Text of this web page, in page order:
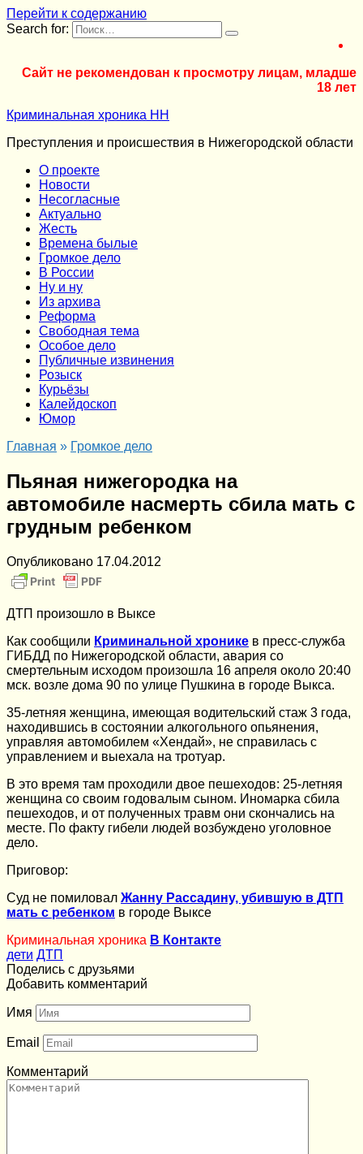
Перейти к содержанию
Search for:
Сайт не рекомендован к просмотру лицам, младше
18 лет
Криминальная хроника НН
Преступления и происшествия в Нижегородской области
О проекте
Новости
Несогласные
Актуально
Жесть
Времена былые
Громкое дело
В России
Ну и ну
Из архива
Реформа
Cвободная тема
Особое дело
Публичные извинения
Розыск
Курьёзы
Калейдоскоп
Юмор
Главная » Громкое дело
Пьяная нижегородка на
автомобиле насмерть сбила мать с
грудным ребенком
Опубликовано 17.04.2012
ДТП произошло в Выксе
Как сообщили Криминальной хронике в пресс-служба
ГИБДД по Нижегородской области, авария со
смертельным исходом произошла 16 апреля около 20:40
мск. возле дома 90 по улице Пушкина в городе Выкса.
35-летняя женщина, имеющая водительский стаж 3 года,
находившись в состоянии алкогольного опьянения,
управляя автомобилем «Хендай», не справилась с
управлением и выехала на тротуар.
В это время там проходили двое пешеходов: 25-летняя
женщина со своим годовалым сыном. Иномарка сбила
пешеходов, и от полученных травм они скончались на
месте. По факту гибели людей возбуждено уголовное
дело.
Приговор:
Суд не помиловал Жанну Рассадину, убившую в ДТП
мать с ребенком в городе Выксе
Криминальная хроника В Контакте
дети ДТП
Поделись с друзьями
Добавить комментарий
Имя
Email
Комментарий